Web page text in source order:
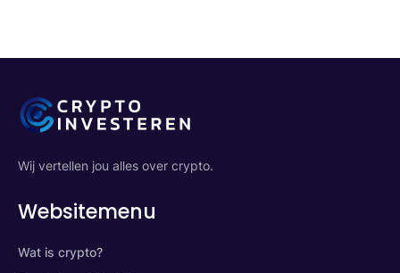
Wij vertellen jou alles over crypto.
Websitemenu
Wat is crypto?